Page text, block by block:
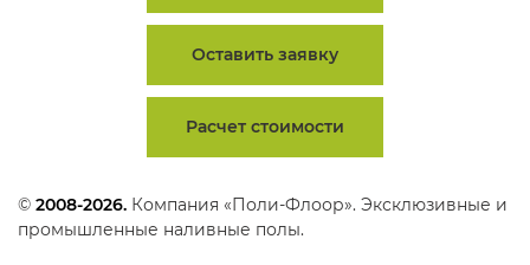
Оставить заявку
Расчет стоимости
© 2008-2026. Компания «Поли-Флоор». Эксклюзивные и
промышленные наливные полы.